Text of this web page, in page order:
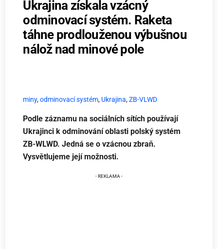
Ukrajina získala vzácný
odminovací systém. Raketa
táhne prodlouženou výbušnou
nálož nad minové pole
miny,odminovací systém, Ukrajina,ZB-VLWD
Podle záznamu na sociálních sítích používají
Ukrajinci k odminování oblasti polský systém
ZB-WLWD. Jedná se o vzácnou zbraň.
Vysvětlujeme její možnosti.